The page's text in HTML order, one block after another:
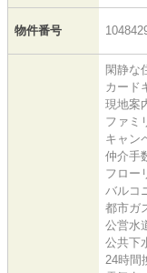
物件番号
閑静な
カード
現地案
ファミ
キャン
仲介手
フロー
バルコ
都市ガ
公営水
公共下
24時間